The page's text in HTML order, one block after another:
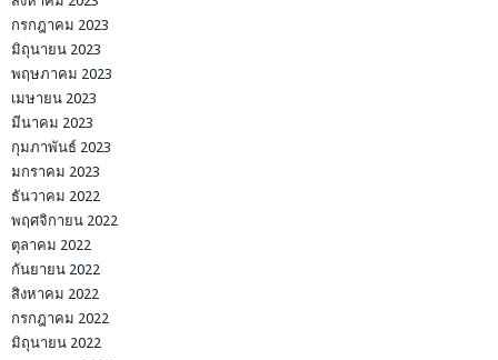
กรกฎาคม 2023
มิถุนายน 2023
พฤษภาคม 2023
เมษายน 2023
มีนาคม 2023
กุมภาพันธ์ 2023
มกราคม 2023
ธันวาคม 2022
พฤศจิกายน 2022
ตุลาคม 2022
กันยายน 2022
สิงหาคม 2022
กรกฎาคม 2022
มิถุนายน 2022